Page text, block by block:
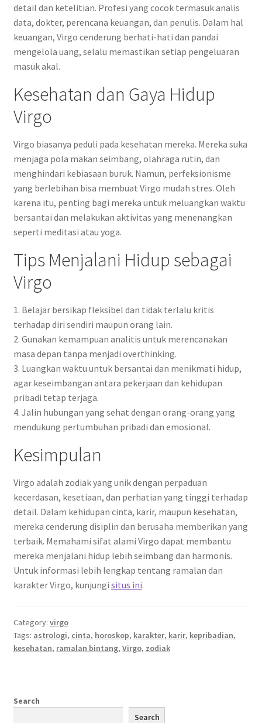
detail dan ketelitian. Profesi yang cocok termasuk analis
data, dokter, perencana keuangan, dan penulis. Dalam hal
keuangan, Virgo cenderung berhati-hati dan pandai
mengelola uang, selalu memastikan setiap pengeluaran
masuk akal.
Kesehatan dan Gaya Hidup
Virgo
Virgo biasanya peduli pada kesehatan mereka. Mereka suka
menjaga pola makan seimbang, olahraga rutin, dan
menghindari kebiasaan buruk. Namun, perfeksionisme
yang berlebihan bisa membuat Virgo mudah stres. Oleh
karena itu, penting bagi mereka untuk meluangkan waktu
bersantai dan melakukan aktivitas yang menenangkan
seperti meditasi atau yoga.
Tips Menjalani Hidup sebagai
Virgo
1. Belajar bersikap fleksibel dan tidak terlalu kritis
terhadap diri sendiri maupun orang lain.
2. Gunakan kemampuan analitis untuk merencanakan
masa depan tanpa menjadi overthinking.
3. Luangkan waktu untuk bersantai dan menikmati hidup,
agar keseimbangan antara pekerjaan dan kehidupan
pribadi tetap terjaga.
4. Jalin hubungan yang sehat dengan orang-orang yang
mendukung pertumbuhan pribadi dan emosional.
Kesimpulan
Virgo adalah zodiak yang unik dengan perpaduan
kecerdasan, kesetiaan, dan perhatian yang tinggi terhadap
detail. Dalam kehidupan cinta, karir, maupun kesehatan,
mereka cenderung disiplin dan berusaha memberikan yang
terbaik. Memahami sifat alami Virgo dapat membantu
mereka menjalani hidup lebih seimbang dan harmonis.
Untuk informasi lebih lengkap tentang ramalan dan
karakter Virgo, kunjungi situs ini.
Category: virgo
Tags: astrologi, cinta, horoskop, karakter, karir, kepribadian,
kesehatan, ramalan bintang, Virgo, zodiak
Search
Search